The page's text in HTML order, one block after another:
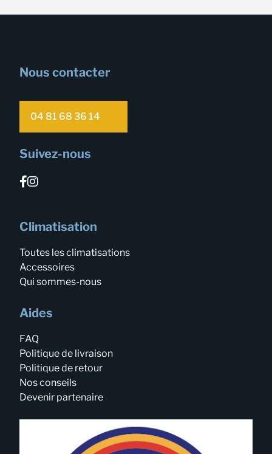
Nous contacter
04 81 68 36 14
Suivez-nous
Climatisation
Toutes les climatisations
Accessoires
Qui sommes-nous
Aides
FAQ
Politique de livraison
Politique de retour
Nos conseils
Devenir partenaire